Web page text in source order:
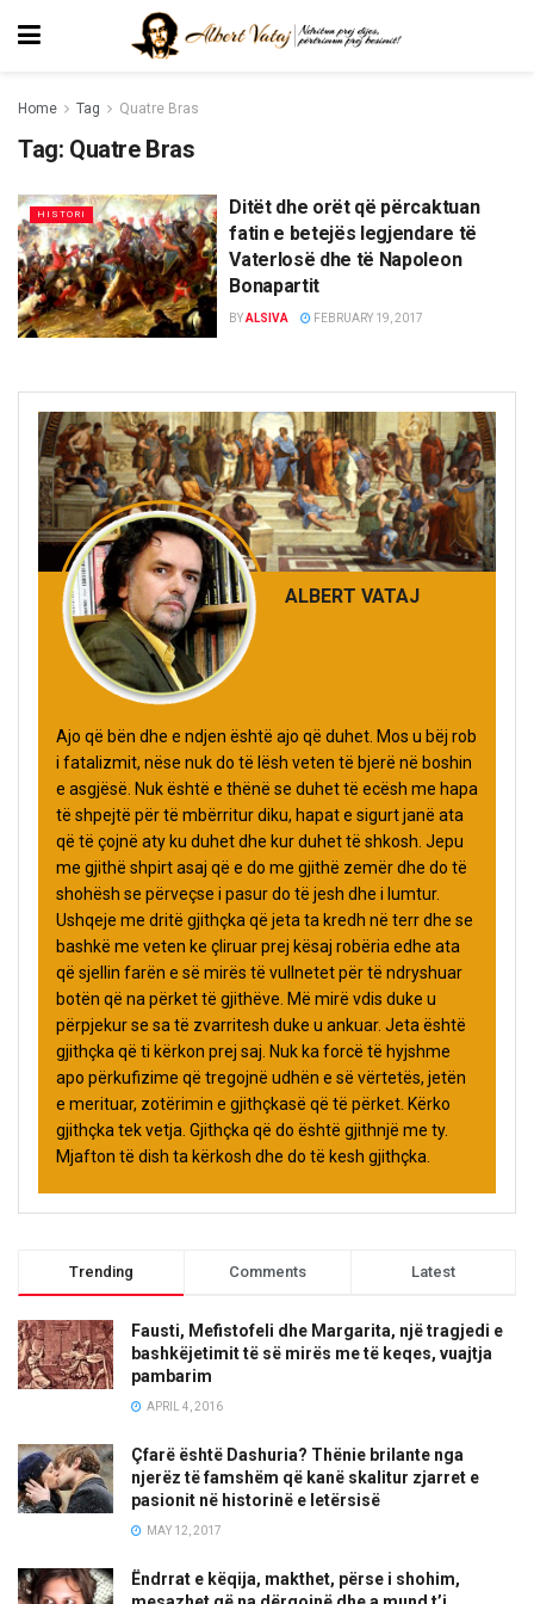
Home Tag Quatre Bras
Tag: Quatre Bras
HISTORI
Ditët dhe orët që përcaktuan
fatin e betejës legjendare të
Vaterlosë dhe të Napoleon
Bonapartit
BYALSIVA FEBRUARY 19, 2017
ALBERT VATAJ
Ajo që bën dhe e ndjen është ajo që duhet. Mos u bëj rob
i fatalizmit, nëse nuk do të lësh veten të bjerë në boshin
e asgjësë. Nuk është e thënë se duhet të ecësh me hapa
të shpejtë për të mbërritur diku, hapat e sigurt janë ata
që të çojnë aty ku duhet dhe kur duhet të shkosh. Jepu
me gjithë shpirt asaj që e do me gjithë zemër dhe do të
shohësh se përveçse i pasur do të jesh dhe i lumtur.
Ushqeje me dritë gjithçka që jeta ta kredh në terr dhe se
bashkë me veten ke çliruar prej kësaj robëria edhe ata
që sjellin farën e së mirës të vullnetet për të ndryshuar
botën që na përket të gjithëve. Më mirë vdis duke u
përpjekur se sa të zvarritesh duke u ankuar. Jeta është
gjithçka që ti kërkon prej saj. Nuk ka forcë të hyjshme
apo përkufizime që tregojnë udhën e së vërtetës, jetën
e merituar, zotërimin e gjithçkasë që të përket. Kërko
gjithçka tek vetja. Gjithçka që do është gjithnjë me ty.
Mjafton të dish ta kërkosh dhe do të kesh gjithçka.
Trending Comments Latest
Fausti, Mefistofeli dhe Margarita, një tragjedi e
bashkëjetimit të së mirës me të keqes, vuajtja
pambarim
APRIL 4, 2016
Çfarë është Dashuria? Thënie brilante nga
njerëz të famshëm që kanë skalitur zjarret e
pasionit në historinë e letërsisë
MAY 12, 2017
Ëndrrat e këqija, makthet, përse i shohim,